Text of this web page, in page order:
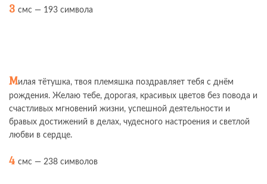
3 смс — 193 символа
Милая тётушка, твоя племяшка поздравляет тебя с днём
рождения. Желаю тебе, дорогая, красивых цветов без повода и
счастливых мгновений жизни, успешной деятельности и
бравых достижений в делах, чудесного настроения и светлой
любви в сердце.
4 смс — 238 символов